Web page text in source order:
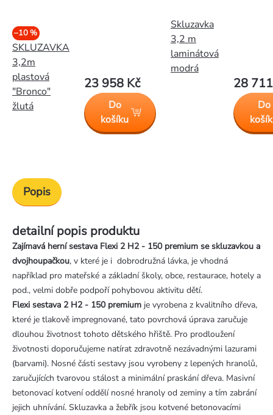
–10 %
SKLUZAVKA
3,2m
plastová
"Bronco"
žlutá
23 958 Kč
Do
košíku
Skluzavka
3,2 m
laminátová
modrá
28
Do
Popis
detailní popis produktu
Zajímavá herní sestava Flexi 2 H2 - 150 premium se skluzavkou a
dvojhoupačkou, v které je i dobrodružná lávka, je vhodná
například pro mateřské a základní školy, obce, restaurace, hotely a
pod., velmi dobře podpoří pohybovou aktivitu dětí.
Flexi sestava 2 H2 - 150 premium je vyrobena z kvalitního dřeva,
které je tlakově impregnované, tato povrchová úprava zaručuje
dlouhou životnost tohoto dětského hřiště. Pro prodloužení
životnosti doporučujeme natírat zdravotně nezávadnými lazurami
(barvami). Nosné části sestavy jsou vyrobeny z lepených hranolů,
zaručujících tvarovou stálost a minimální praskání dřeva. Masivní
betonovací kotvení oddělí nosné hranoly od zeminy a tím zabrání
jejich uhnívání. Skluzavka a žebřík jsou kotvené betonovacími